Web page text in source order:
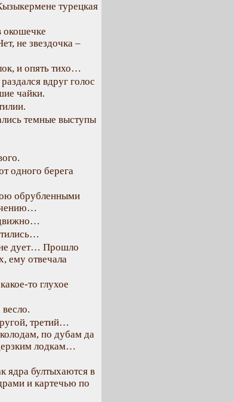
турецкая
окошечке
не звездочка –
и опять тихо…
вдруг голос
чайки.
темные выступы
одного берега
обрубленными
не дует… Прошло
ему отвечала
то глухое
третий…
по дубам да
лодкам…
ядра бултыхаются в
и картечью по